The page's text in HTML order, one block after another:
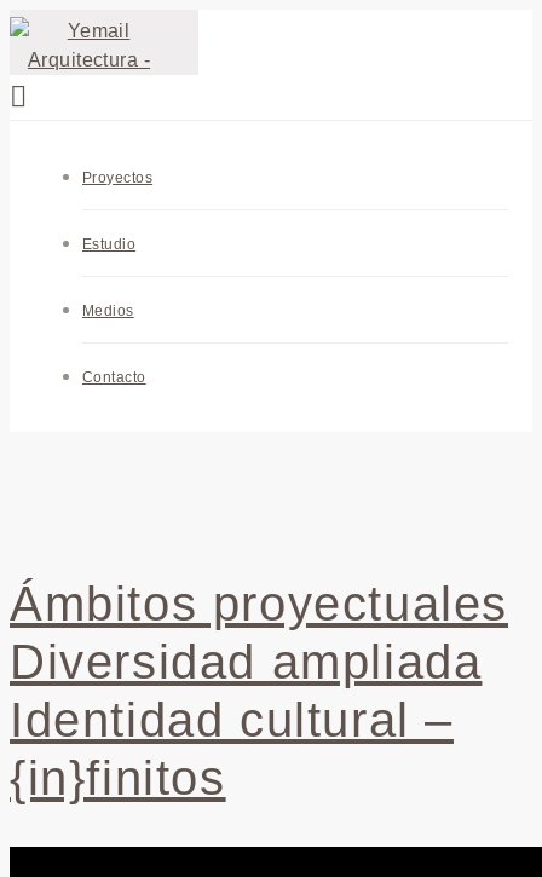
Proyectos
Estudio
Medios
Contacto
Ámbitos proyectuales
Diversidad ampliada
Identidad cultural –
{in}finitos